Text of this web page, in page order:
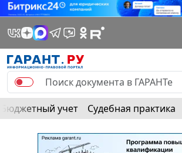
Бюджетный учет Судебная практика